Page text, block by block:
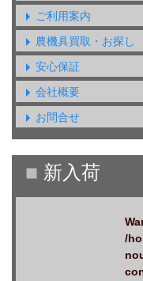
ご利用案内
農機具買取・お探し
安心保証
会社概要
お問合せ
/